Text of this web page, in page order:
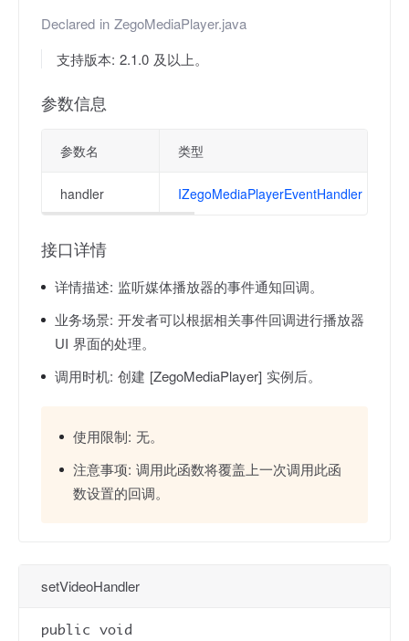
Declared in ZegoMediaPlayer.java
支持版本: 2.1.0 及以上。
参数信息
参数名 类型
handler IZegoMediaPlayerEventHandler
接口详情
详情描述: 监听媒体播放器的事件通知回调。
业务场景: 开发者可以根据相关事件回调进行播放器
UI 界面的处理。
调用时机: 创建 [ZegoMediaPlayer] 实例后。
使用限制: 无。
注意事项: 调用此函数将覆盖上一次调用此函
数设置的回调。
setVideoHandler
public void